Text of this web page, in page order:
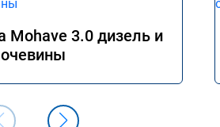
Mohave 3.0 дизель и